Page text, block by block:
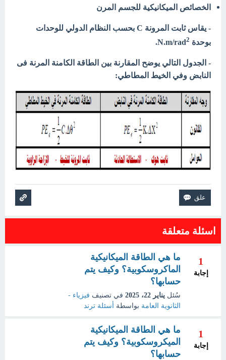
الخصائص الميكانيكية للجسم المرن
- يقاسثابت المرونة C
بحسب النظام الدولي للوحدات
بوحدة N.m/rad 2
.
- الجدول التالي يوضح المقارنة بين الطاقة الكامنة المرنة فى
النابض وفي الخيط المطاطي:
اسئلة متعلقة
1
إجابة
ما هي الطاقة الميكانيكية
الماكروسكوبية؟ وكيف يتم
حسابها؟
سُئل يناير 22، 2025 في تصنيف فيزياء -
الثانوية العامة بواسطة أسئلة ترند
1
إجابة
ما هي الطاقة الميكانيكية
الميكروسكوبية؟ وكيف يتم
حسابها؟